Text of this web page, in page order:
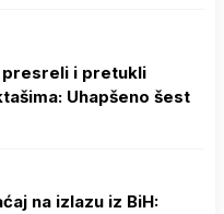
presreli i pretukli
Uhapšeno šest
na izlazu iz BiH: